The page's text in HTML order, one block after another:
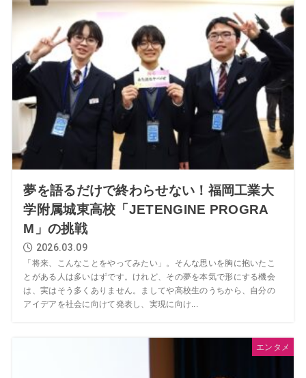
夢を語るだけで終わらせない！福岡工業大
学附属城東高校「JETENGINE PROGRA
M」の挑戦
2026.03.09
「将来、こんなことをやってみたい」。そんな思いを胸に抱いたこ
とがある人は多いはずです。けれど、その夢を本気で形にする機会
は、実はそう多くありません。ましてや高校生のうちから、自分の
アイデアを社会に向けて発表し、実現に向け...
エンタメ